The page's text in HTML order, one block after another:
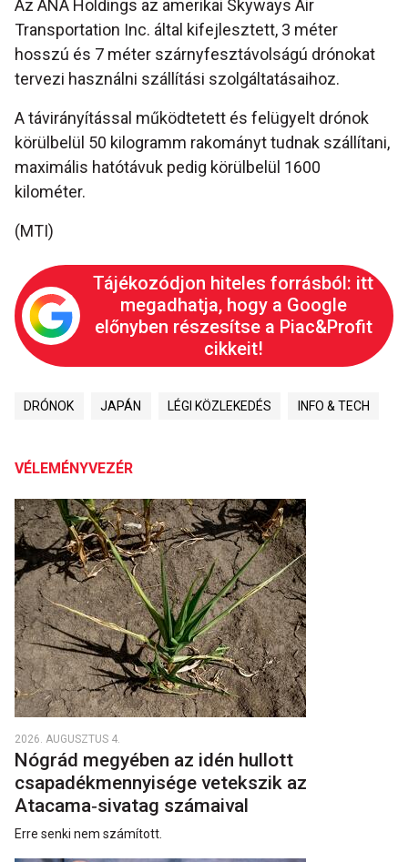
Az ANA Holdings az amerikai Skyways Air
Transportation Inc. által kifejlesztett, 3 méter
hosszú és 7 méter szárnyfesztávolságú drónokat
tervezi használni szállítási szolgáltatásaihoz.
A távirányítással működtetett és felügyelt drónok
körülbelül 50 kilogramm rakományt tudnak szállítani,
maximális hatótávuk pedig körülbelül 1600
kilométer.
(MTI)
Tájékozódjon hiteles forrásból: itt
megadhatja, hogy a Google
előnyben részesítse a Piac&Profit
cikkeit!
DRÓNOK JAPÁN LÉGI KÖZLEKEDÉS INFO & TECH
VÉLEMÉNYVEZÉR
2026. AUGUSZTUS 4.
Nógrád megyében az idén hullott
csapadékmennyisége vetekszik az
Atacama‑sivatag számaival
Erre senki nem számított.